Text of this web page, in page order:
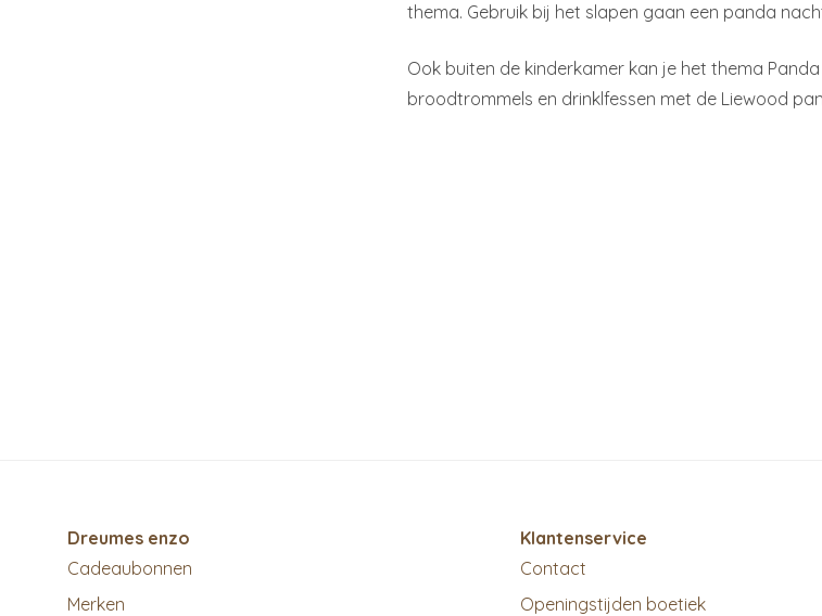
thema. Gebruik bij het slapen gaan een panda
Ook buiten de kinderkamer kan je het thema
broodtrommels en drinklfessen met de Liewood
Dreumes enzo
Cadeaubonnen
Merken
Klantenservice
Contact
Openingstijden boetiek